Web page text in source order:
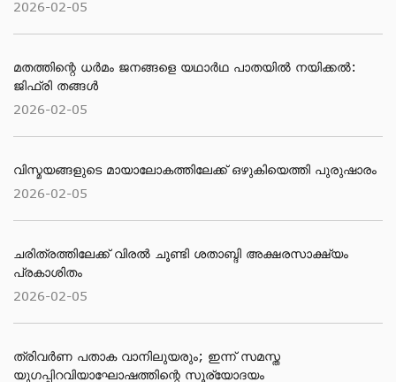
2026-02-05
മതത്തിന്റെ ധര്‍മം ജനങ്ങളെ യഥാര്‍ഥ പാതയില്‍ നയിക്കല്‍:
ജിഫ്‌രി തങ്ങള്‍
2026-02-05
വിസ്മയങ്ങളുടെ മായാലോകത്തിലേക്ക് ഒഴുകിയെത്തി പുരുഷാരം
2026-02-05
ചരിത്രത്തിലേക്ക് വിരൽ ചൂണ്ടി ശതാബ്ദി അക്ഷരസാക്ഷ്യം
പ്രകാശിതം
2026-02-05
ത്രിവർണ പതാക വാനിലുയരും; ഇന്ന് സമസ്ത
യുഗപ്പിറവിയാഘോഷത്തിന്റെ സൂര്യോദയം